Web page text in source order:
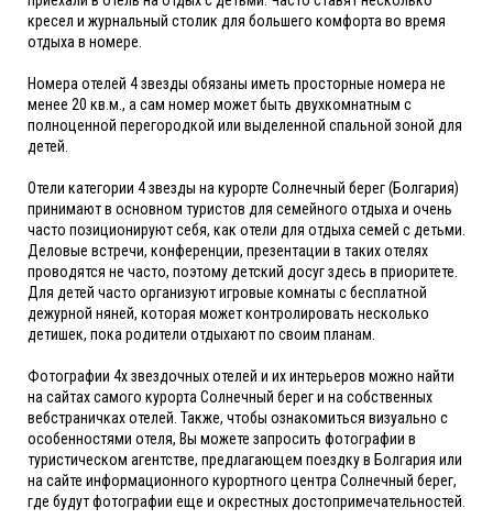
кресел и журнальный столик для большего комфорта во время
отдыха в номере.
Номера отелей 4 звезды обязаны иметь просторные номера не
менее 20 кв.м., а сам номер может быть двухкомнатным с
полноценной перегородкой или выделенной спальной зоной для
детей.
Отели категории 4 звезды на курорте Солнечный берег (Болгария)
принимают в основном туристов для семейного отдыха и очень
часто позиционируют себя, как отели для отдыха семей с детьми.
Деловые встречи, конференции, презентации в таких отелях
проводятся не часто, поэтому детский досуг здесь в приоритете.
Для детей часто организуют игровые комнаты с бесплатной
дежурной няней, которая может контролировать несколько
детишек, пока родители отдыхают по своим планам.
Фотографии 4х звездочных отелей и их интерьеров можно найти
на сайтах самого курорта Солнечный берег и на собственных
вебстраничках отелей. Также, чтобы ознакомиться визуально с
особенностями отеля, Вы можете запросить фотографии в
туристическом агентстве, предлагающем поездку в Болгария или
на сайте информационного курортного центра Солнечный берег,
где будут фотографии еще и окрестных достопримечательностей.